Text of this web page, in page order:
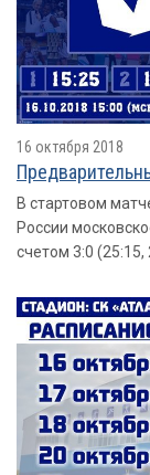
16 октября 2018
В стартовом
России
счетом 3:0 (25:15,